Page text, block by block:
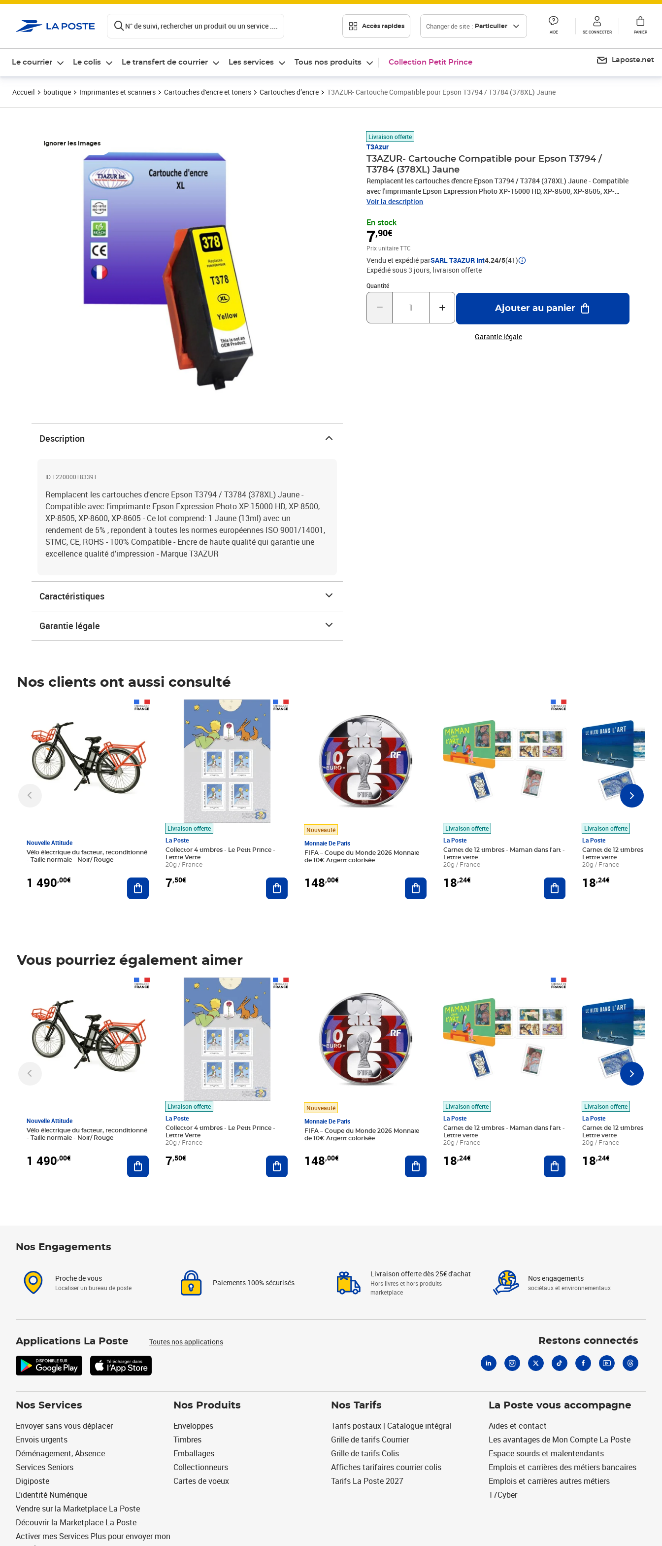
N° de suivi, rechercher un produit ou un service .... Accès rapides Changer de site : Particulier
AIDE SE CONNECTER PANIER
Le courrier Le colis Le transfert de courrier Les services Tous nos produits Collection Petit Prince Laposte.net
Accueil boutique Imprimantes et scanners Cartouches d'encre et toners Cartouches d’encre T3AZUR- Cartouche Compatible pour Epson T3794 / T3784 (378XL) Jaune
Ignorer les images
Livraison offerte
T3Azur
T3AZUR- Cartouche Compatible pour Epson T3794 /
T3784 (378XL) Jaune
Remplacent les cartouches d'encre Epson T3794 / T3784 (378XL) Jaune - Compatible
avec l'imprimante Epson Expression Photo XP-15000 HD, XP-8500, XP-8505, XP-
8600, XP-8605 - Ce lot comprend: 1 Jaune (13ml) avec un rendement de 5% ,
Compatible - Encre de haute qualité qui garantie une excellence qualité d'impression -
Marque T3AZUR
Voir la description
En stock
7,90€
Prix 7,90€
Prix unitaire TTC
Vendu et expédié parSARL T3AZUR Int4.24/5(41)
Expédié sous 3 jours livraison offerte
Quantité
Quantité : 1
Ajouter au panier
Garantie légale
Description
ID 1220000183391
Remplacent les cartouches d'encre Epson T3794 / T3784 (378XL) Jaune -
Compatible avec l'imprimante Epson Expression Photo XP-15000 HD, XP-8500,
XP-8505, XP-8600, XP-8605 - Ce lot comprend: 1 Jaune (13ml) avec un
rendement de 5% , repondent à toutes les normes européennes ISO 9001/14001,
STMC, CE, ROHS - 100% Compatible - Encre de haute qualité qui garantie une
excellence qualité d'impression - Marque T3AZUR
Caractéristiques
Garantie légale
Nos clients ont aussi consulté
Nouvelle Attitude
Vélo électrique du facteur, reconditionné
- Taille normale - Noir/ Rouge
1 490,00€ Ajouter au panier
Livraison offerte
La Poste
Collector 4 timbres - Le Petit Prince -
Lettre Verte
20g / France
7,50€
Prix 7,50€
Ajouter au panier
Nouveauté
Monnaie De Paris
FIFA – Coupe du Monde 2026 Monnaie
de 10€ Argent colorisée
148,00€ Ajouter au panier
Livraison offerte
La Poste
Carnet de 12 timbres - Maman dans l'art -
Lettre verte
20g / France
18,24€ Ajouter au panier
Livraison offerte
La Poste
Carnet de 12 timbres - Le
Lettre verte
20g / France
18,24€
Vous pourriez également aimer
Nouvelle Attitude
Vélo électrique du facteur, reconditionné
- Taille normale - Noir/ Rouge
1 490,00€ Ajouter au panier
Livraison offerte
La Poste
Collector 4 timbres - Le Petit Prince -
Lettre Verte
20g / France
7,50€
Prix 7,50€
Ajouter au panier
Nouveauté
Monnaie De Paris
FIFA – Coupe du Monde 2026 Monnaie
de 10€ Argent colorisée
148,00€ Ajouter au panier
Livraison offerte
La Poste
Carnet de 12 timbres - Maman dans l'art -
Lettre verte
20g / France
18,24€ Ajouter au panier
Livraison offerte
La Poste
Carnet de 12 timbres - Le
Lettre verte
20g / France
18,24€
Nos Engagements
Proche de vous
Localiser un bureau de poste
Paiements 100% sécurisés
Livraison offerte dès 25€ d'achat
Hors livres et hors produits
marketplace
Nos engagements
sociétaux et environnementaux
Applications La Poste Toutes nos applications Restons connectés
Nos Services
Envoyer sans vous déplacer
Envois urgents
Déménagement, Absence
Services Seniors
Digiposte
L'identité Numérique
Vendre sur la Marketplace La Poste
Découvrir la Marketplace La Poste
Activer mes Services Plus pour envoyer mon
Nos Produits
Enveloppes
Timbres
Emballages
Collectionneurs
Cartes de voeux
Nos Tarifs
Tarifs postaux | Catalogue intégral
Grille de tarifs Courrier
Grille de tarifs Colis
Affiches tarifaires courrier colis
Tarifs La Poste 2027
La Poste vous accompagne
Aides et contact
Les avantages de Mon Compte La Poste
Espace sourds et malentendants
Emplois et carrières des métiers bancaires
Emplois et carrières autres métiers
17Cyber